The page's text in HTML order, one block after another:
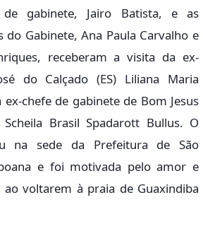
gabinete, Jairo Batista, e as
do Gabinete, Ana Paula Carvalho e
receberam a visita da ex-
do Calçado (ES) Liliana Maria
ex-chefe de gabinete de Bom Jesus
Scheila Brasil Spadarott Bullus. O
na sede da Prefeitura de São
e foi motivada pelo amor e
ao voltarem à praia de Guaxindiba